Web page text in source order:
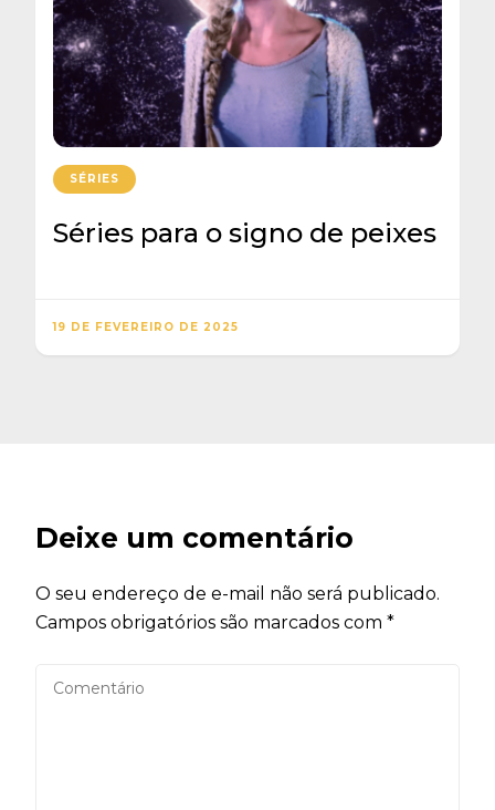
SÉRIES
Séries para o signo de peixes
19 DE FEVEREIRO DE 2025
Deixe um comentário
O seu endereço de e-mail não será publicado.
Campos obrigatórios são marcados com *